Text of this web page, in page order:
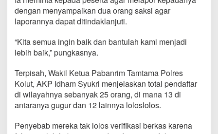
dengan menyampaikan dua orang saksi agar
laporannya dapat ditindaklanjuti.
“Kita semua ingin baik dan bantulah kami menjadi
lebih baik,” pungkasnya.
Terpisah, Wakil Ketua Pabanrim Tamtama Polres
Kolut, AKP Idham Syukri menjelaskan total pendaftar
di wilayahnya sebanyak 25 orang, di mana 13 di
antaranya gugur dan 12 lainnya loloslolos.
Penyebab mereka tak lolos verifikasi berkas karena